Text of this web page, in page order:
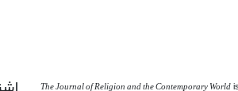
The Journal of Religion and the Contemporary World is